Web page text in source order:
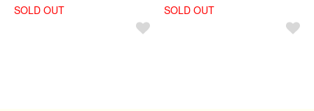
SOLD OUT
SOLD OUT